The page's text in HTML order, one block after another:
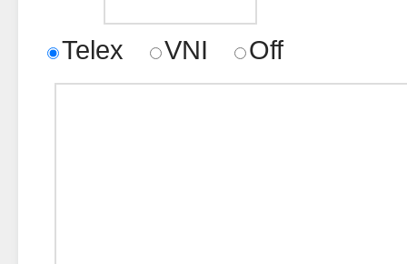
Telex VNI Off